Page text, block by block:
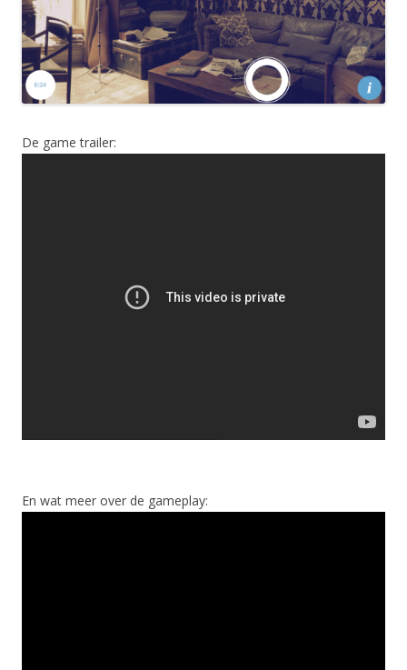
De game trailer:
En wat meer over de gameplay: